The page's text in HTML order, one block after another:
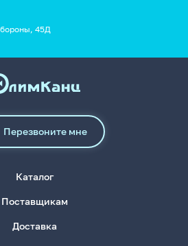
45Д
Перезвоните мне
Каталог
Поставщикам
Доставка